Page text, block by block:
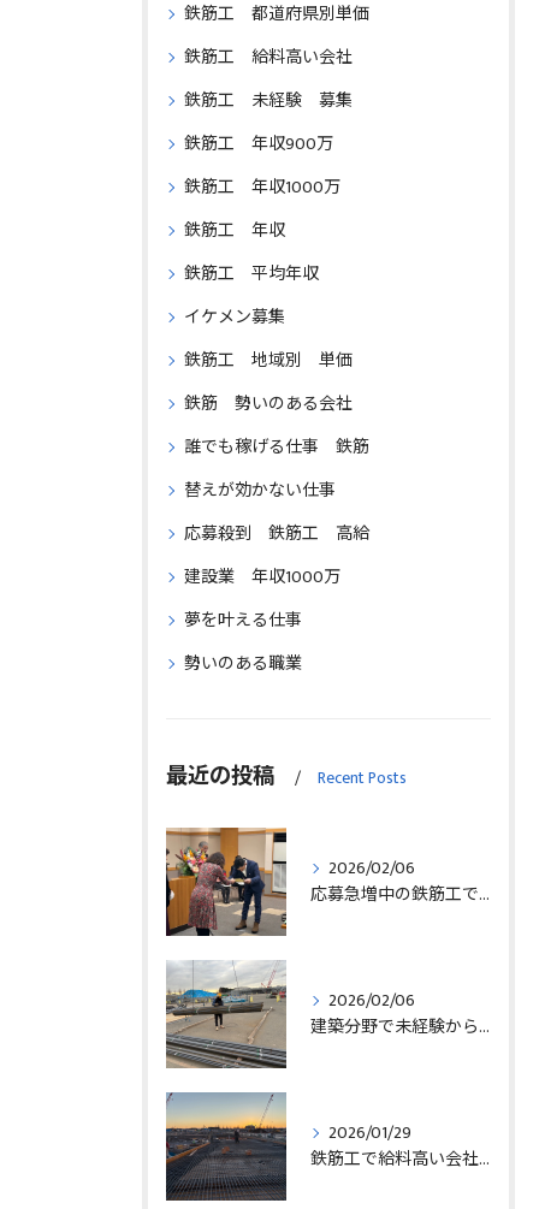
鉄筋工 都道府県別単価
鉄筋工 給料高い会社
鉄筋工 未経験 募集
鉄筋工 年収900万
鉄筋工 年収1000万
鉄筋工 年収
鉄筋工 平均年収
イケメン募集
鉄筋工 地域別 単価
鉄筋 勢いのある会社
誰でも稼げる仕事 鉄筋
替えが効かない仕事
応募殺到 鉄筋工 高給
建設業 年収1000万
夢を叶える仕事
勢いのある職業
最近の投稿 Recent Posts
2026/02/06
応募急増中の鉄筋工で高給を目指す方法徹底解説埼玉県三郷市版
2026/02/06
建築分野で未経験から始める求人探しと三郷市で正社員就職の秘訣
2026/01/29
鉄筋工で給料高い会社に転職したリアルなインタビュー事例を埼玉県三郷市で解説